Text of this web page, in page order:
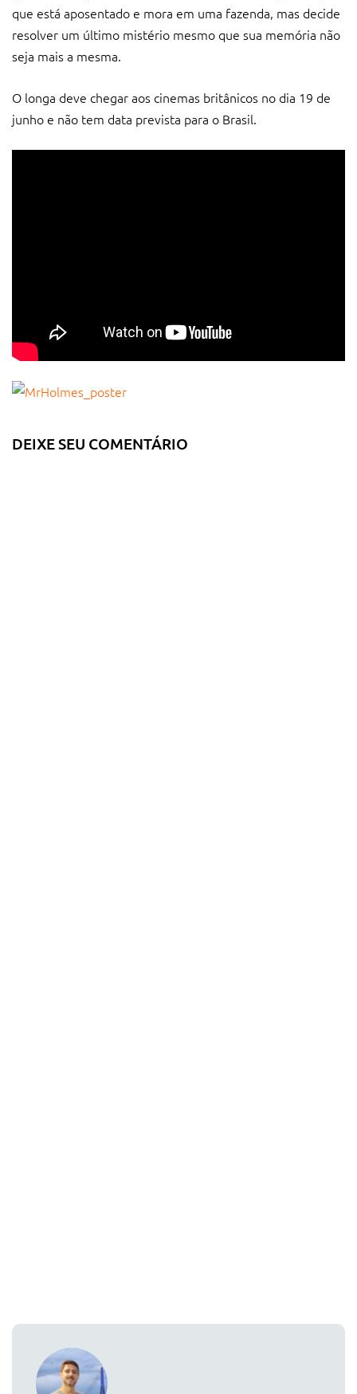
que está aposentado e mora em uma fazenda, mas decide
resolver um último mistério mesmo que sua memória não
seja mais a mesma.
O longa deve chegar aos cinemas britânicos no dia 19 de
junho e não tem data prevista para o Brasil.
DEIXE SEU COMENTÁRIO